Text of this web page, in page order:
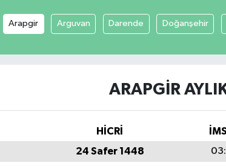
Arapgir Arguvan Darende Doğanşehir
ARAPGIR
HİCRİ
24 Safer 1448